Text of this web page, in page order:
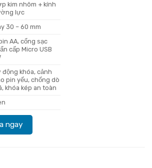
kim nhôm + kính
lực
30 – 60 mm
AA, cổng sạc
cấp Micro USB
động khóa, cảnh
pin yếu, chống dò
khóa kép an toàn
ngay